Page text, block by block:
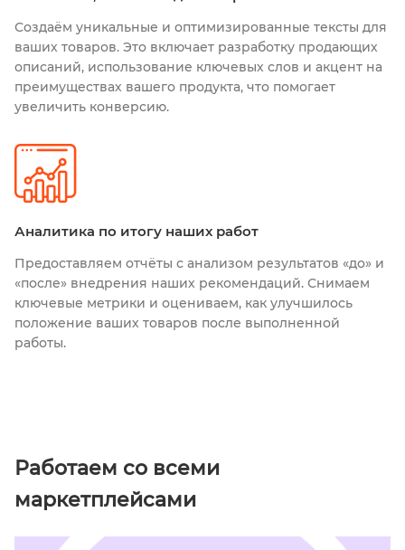
Создаём уникальные и оптимизированные тексты для
ваших товаров. Это включает разработку продающих
описаний, использование ключевых слов и акцент на
преимуществах вашего продукта, что помогает
увеличить конверсию.
Аналитика по итогу наших работ
Предоставляем отчёты с анализом результатов «до» и
«после» внедрения наших рекомендаций. Снимаем
ключевые метрики и оцениваем, как улучшилось
положение ваших товаров после выполненной
работы.
Работаем со всеми
маркетплейсами